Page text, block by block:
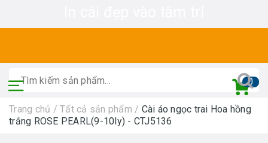
0
Trang chủ / Tất cả sản phẩm / Cài áo ngọc trai Hoa hồng
trắng ROSE PEARL(9-10ly) - CTJ5136